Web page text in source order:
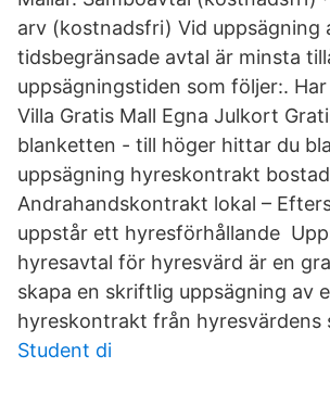
arv (kostnadsfri) Vid uppsägning
tidsbegränsade avtal är minsta
uppsägningstiden som följer:.
Villa Gratis Mall Egna Julkort
blanketten - till höger hittar du
uppsägning hyreskontrakt
Andrahandskontrakt lokal –
uppstår ett hyresförhållande
hyresavtal för hyresvärd är en
skapa en skriftlig uppsägning av
hyreskontrakt från hyresvärdens
Student di